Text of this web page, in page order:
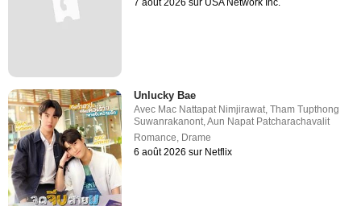
7 août 2026 sur USA Network Inc.
Unlucky Bae
Avec Mac Nattapat Nimjirawat ,Tham Tupthong
Suwanrakanont ,Aun Napat Patcharachavalit
Romance Drame
6 août 2026 sur Netflix